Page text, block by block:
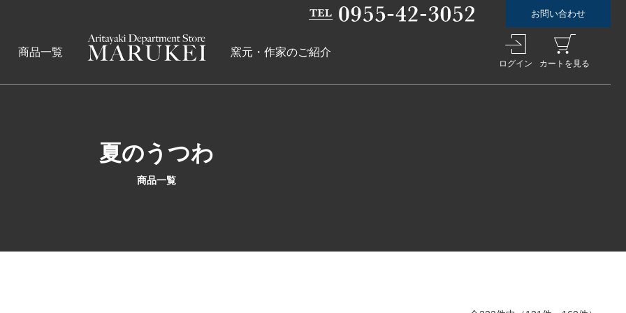
お問い合わせ
商品一覧 窯元・作家のご紹介
ログイン カートを見る
夏のうつわ
商品一覧